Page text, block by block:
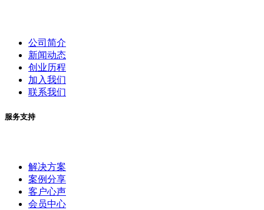
公司简介
新闻动态
创业历程
加入我们
联系我们
服务支持
解决方案
案例分享
客户心声
会员中心